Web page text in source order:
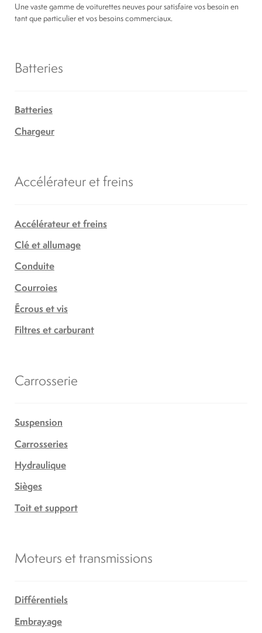
Une vaste gamme de voiturettes neuves pour satisfaire vos besoin en
tant que particulier et vos besoins commerciaux.
Batteries
Batteries
Chargeur
Accélérateur et freins
Accélérateur et freins
Clé et allumage
Conduite
Courroies
Écrous et vis
Filtres et carburant
Carrosserie
Suspension
Carrosseries
Hydraulique
Sièges
Toit et support
Moteurs et transmissions
Différentiels
Embrayage